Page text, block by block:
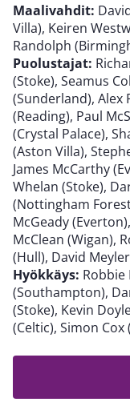
Maalivahdit:
Villa), Keiren
Randolph
Puolustajat:
(Stoke), Seamus
(Sunderland), Alex
(Reading), Paul
(Crystal Palace),
(Aston Villa),
James McCarthy
Whelan (Stoke),
(Nottingham
McGeady
McClean (Wigan),
(Hull), David
Hyökkäys: Robbie
(Southampton),
(Stoke), Kevin
(Celtic), Simon